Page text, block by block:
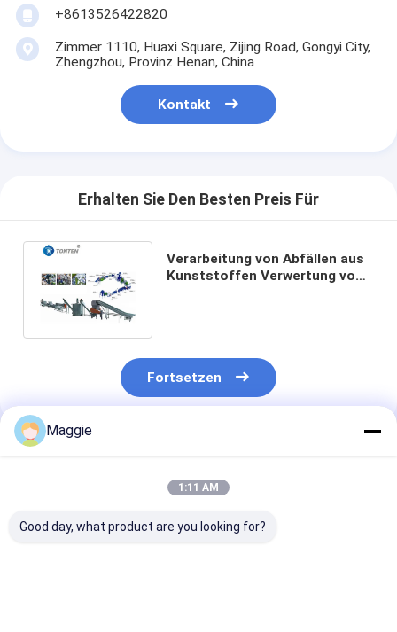
+8613526422820
Zimmer 1110, Huaxi Square, Zijing Road, Gongyi City,
Zhengzhou, Provinz Henan, China
Kontakt
Erhalten Sie Den Besten Preis Für
Verarbeitung von Abfällen aus
Kunststoffen Verwertung von
Fortsetzen
Empfohlene Produkte
Maggie
1:11 AM
Good day, what product are you looking for?